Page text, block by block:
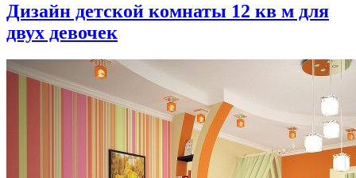
Дизайн детской комнаты 12 кв м для
двух девочек